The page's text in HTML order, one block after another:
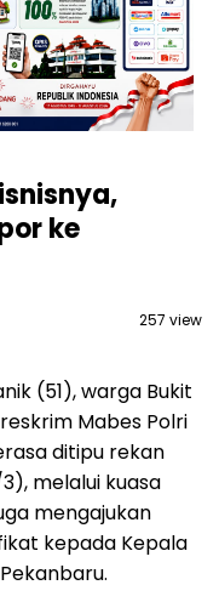
ke
257 view
(51), warga Bukit
Mabes Polri
ditipu rekan
melalui kuasa
mengajukan
kepada Kepala